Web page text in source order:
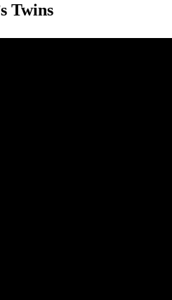
Twins